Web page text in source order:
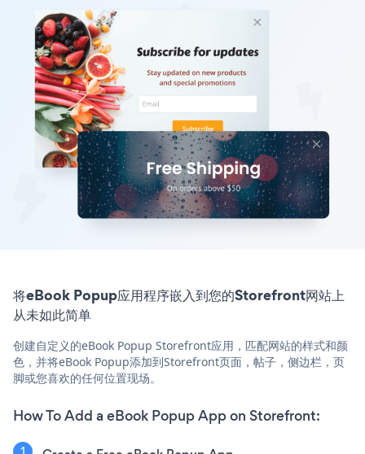
将eBook Popup应用程序嵌入到您的Storefront网站上
从未如此简单
创建自定义的eBook Popup Storefront应用，匹配网站的样式和颜
色，并将eBook Popup添加到Storefront页面，帖子，侧边栏，页
脚或您喜欢的任何位置现场。
How To Add a eBook Popup App on Storefront: